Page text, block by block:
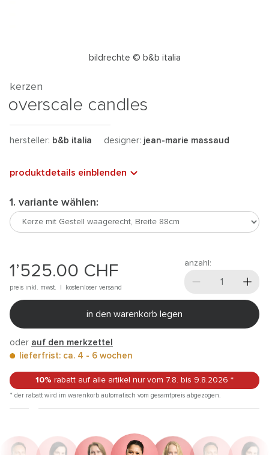
bildrechte © b&b italia
kerzen
overscale candles
hersteller: b&b italia designer: jean-marie massaud
produktdetails einblenden
1. variante wählen:
1’525.00 CHF
preis inkl. mwst. | kostenloser versand
anzahl:
in den warenkorb legen
oder auf den merkzettel
lieferfrist: ca. 4 - 6 wochen
10% rabatt auf alle artikel nur vom 7.8. bis 9.8.2026 *
* der rabatt wird im warenkorb automatisch vom gesamtpreis abgezogen.